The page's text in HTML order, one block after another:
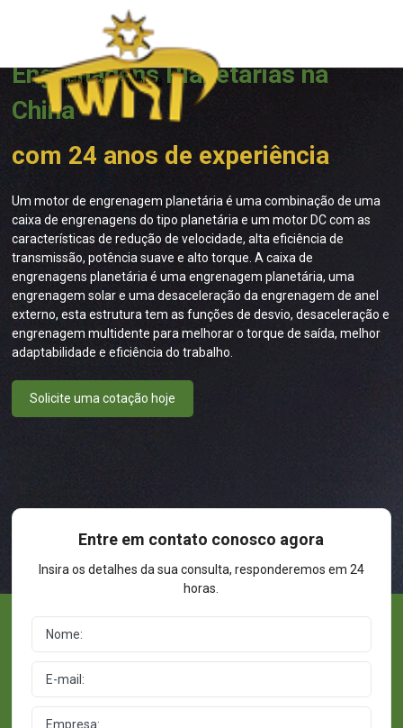
sales@nbtwirl.com
0086-574-88490878
Fabricante de Motores de
Engrenagens Planetárias na
China
com 24 anos de experiência
Um motor de engrenagem planetária é uma combinação de uma
caixa de engrenagens do tipo planetária e um motor DC com as
características de redução de velocidade, alta eficiência de
transmissão, potência suave e alto torque. A caixa de
engrenagens planetária é uma engrenagem planetária, uma
engrenagem solar e uma desaceleração da engrenagem de anel
externo, esta estrutura tem as funções de desvio, desaceleração e
engrenagem multidente para melhorar o torque de saída, melhor
adaptabilidade e eficiência do trabalho.
Solicite uma cotação hoje
Entre em contato conosco agora
Insira os detalhes da sua consulta, responderemos em 24
horas.